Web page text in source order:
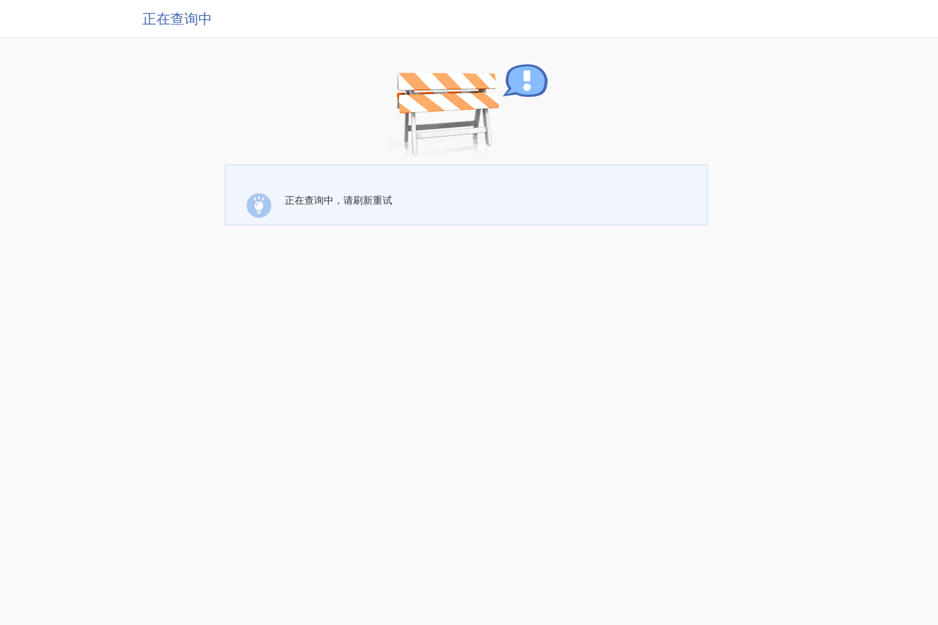
正在查询中
正在查询中，请刷新重试